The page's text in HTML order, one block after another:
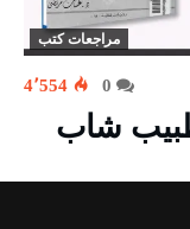
مراجعات كتب
4٬554
شاب